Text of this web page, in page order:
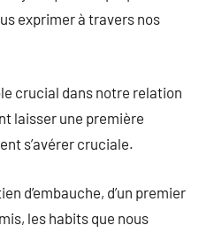
exprimer à travers nos
crucial dans notre relation
laisser une première
s’avérer cruciale.
d’embauche, d’un premier
les habits que nous